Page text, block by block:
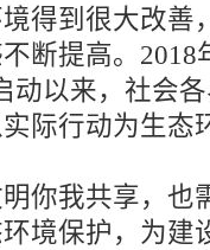
得到很大改善
断提高。2018
动以来，社会
际行动为生态
我共享，也
境保护，为建